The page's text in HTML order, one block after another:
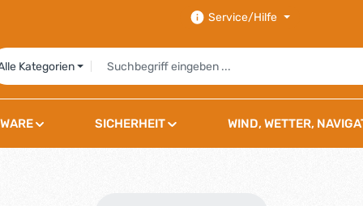
Service/Hilfe
Kategorien
SICHERHEIT WIND, WETTER,